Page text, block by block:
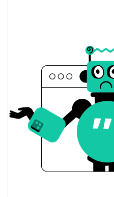
Dünkü Değişim
Bitcoin Fiyat Geçmişi
7g Düşük/7g Yüksek